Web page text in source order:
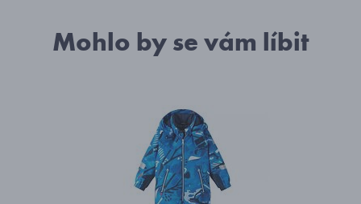
Mohlo by se vám líbit